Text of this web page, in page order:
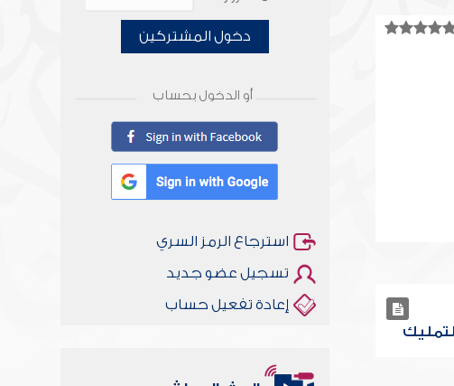
دخول المشتركين
أو الدخول بحساب
استرجاع الرمز السري
تسجيل عضو جديد
إعادة تفعيل حساب